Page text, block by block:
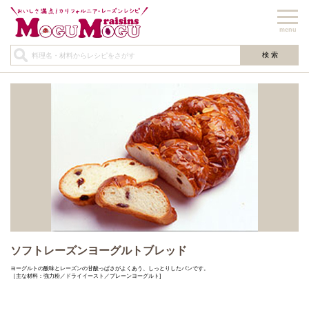
menu
ソフトレーズンヨーグルトブレッド
ヨーグルトの酸味とレーズンの甘酸っぱさがよくあう、しっとりしたパンです。
［主な材料：強力粉／ドライイースト／プレーンヨーグルト]